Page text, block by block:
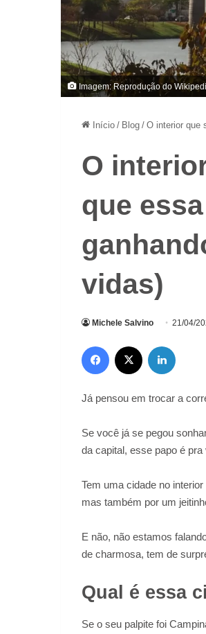
Imagem: Reprodução do
Início / Blog / O interior que
O
que
vidas)
Michele Salvino 21/04/
Facebook
Já pensou em trocar a
Se você já se pegou
da capital, esse papo é pra
Tem uma cidade no
mas também por um
E não, não estamos
de charmosa, tem de
Qual é essa
Se o seu palpite foi